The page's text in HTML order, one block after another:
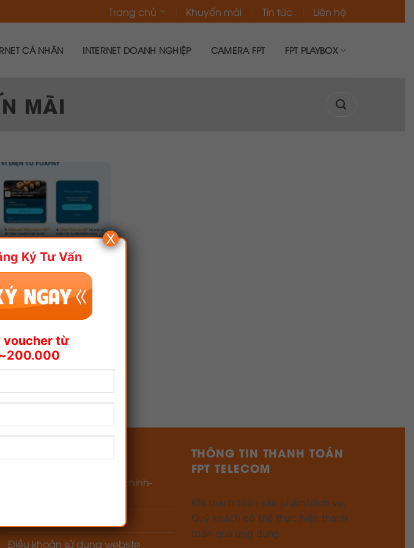
Trang chủ Khuyến mãi Tin tức Liên hệ
CÁ NHÂN INTERNET DOANH NGHIỆP CAMERA FPT FPT PLAYBOX
MÃI
dẫn khi update
ngành phần mềm,
[...]
1 2
https://dichvufpt.net.vn/chinh-
Điều khoản sử dụng website
THÔNG TIN THANH TOÁN
FPT TELECOM
Khi thanh toán sản phẩm/dịch vụ,
Quý khách có thể thực hiện thanh
toán qua ứng dụng
Ký Tư Vấn
voucher từ
X